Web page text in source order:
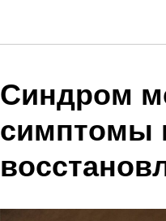
Синдром
симптомы